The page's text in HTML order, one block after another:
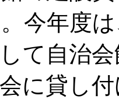
今年度
て自治
に貸し